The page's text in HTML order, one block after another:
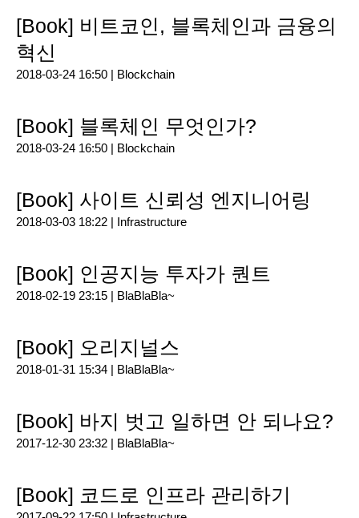
[Book] 비트코인, 블록체인과 금융의
혁신
2018-03-24 16:50 | Blockchain
[Book] 블록체인 무엇인가?
2018-03-24 16:50 | Blockchain
[Book] 사이트 신뢰성 엔지니어링
2018-03-03 18:22 | Infrastructure
[Book] 인공지능 투자가 퀀트
2018-02-19 23:15 | BlaBlaBla~
[Book] 오리지널스
2018-01-31 15:34 | BlaBlaBla~
[Book] 바지 벗고 일하면 안 되나요?
2017-12-30 23:32 | BlaBlaBla~
[Book] 코드로 인프라 관리하기